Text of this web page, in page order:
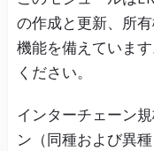
の作成と更新、所
機能を備えていま
ください。
インターチェーン
ン（同種および異